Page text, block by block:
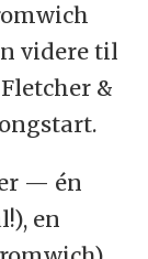
videre til
&
— én
en